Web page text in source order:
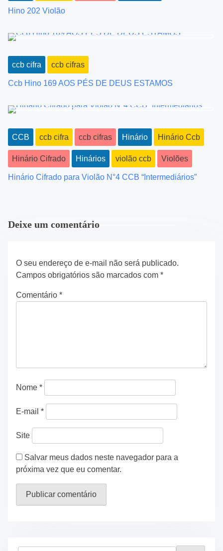
n
g
a
t
i
o
Hino 202 Violão
ccb cifra ccb cifras
Ccb Hino 169 AOS PÉS DE DEUS ESTAMOS
CCB ccb cifra ccb cifras Hinário Hinário Ccb
Hinário Cifrado Hinários violão ccb Violões
Hinário Cifrado para Violão N°4 CCB “Intermediários”
Deixe um comentário
O seu endereço de e-mail não será publicado.
Campos obrigatórios são marcados com *
Comentário *
Nome *
E-mail *
Site
Salvar meus dados neste navegador para a
próxima vez que eu comentar.